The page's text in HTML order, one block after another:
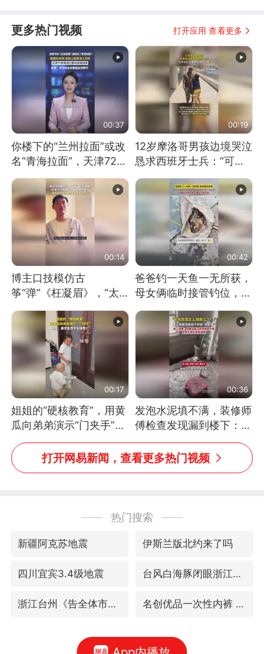
更多热门视频 打开应用 查看更多
00:37
你楼下的“兰州拉面”或改
名“青海拉面”，天津72家
面馆已集体更换招牌
00:19
12岁摩洛哥男孩边境哭泣
恳求西班牙士兵：“可不
可以不要把我遣返回国”
00:14
博主口技模仿古
筝“弹”《枉凝眉》，“太
像了～你是吃古筝长大的
吗？”“或将成为首位考级
不带古筝的选手。”（来
源：新华每日电讯）
00:42
爸爸钓一天鱼一无所获，
母女俩临时接管钓位，用
玩具鱼竿钓上大鱼
00:17
姐姐的“硬核教育”，用黄
瓜向弟弟演示“门夹手”，
网友：果然言传不如身
教！
00:36
发泡水泥填不满，装修师
傅检查发现漏到楼下：出
风口未延伸到外墙
打开网易新闻，查看更多热门视频
热门搜索
新疆阿克苏地震 伊斯兰版北约来了吗
四川宜宾3.4级地震 台风白海豚闭眼浙江上海处于危险半圆
浙江台州《告全体市民书》 名创优品一次性内裤 颜面尽失